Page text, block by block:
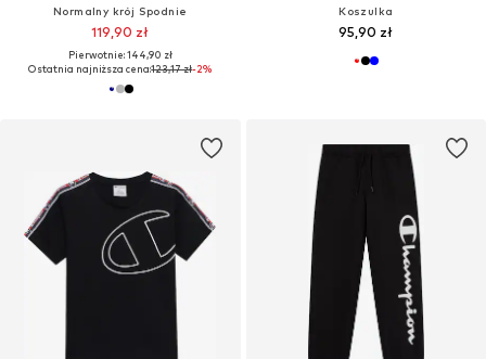
Normalny krój Spodnie
119,90 zł
Pierwotnie: 144,90 zł
Ostatnia najniższa cena:123,17 zł-2%
Koszulka
95,90 zł